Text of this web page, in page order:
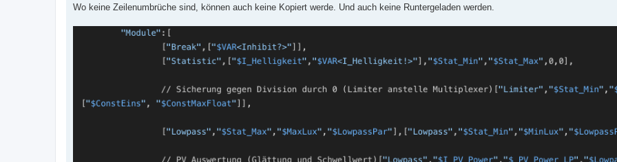
Wo keine Zeilenumbrüche sind, können auch keine Kopiert werde. Und auch keine Runtergeladen werden.